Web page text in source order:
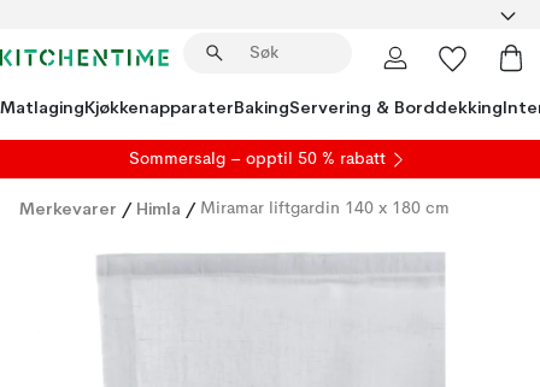
MatlagingKjøkkenapparaterBakingServering & Borddekking
Sommersalg – opptil 50 % rabatt
Merkevarer / Himla / Miramar liftgardin 140 x 180 cm